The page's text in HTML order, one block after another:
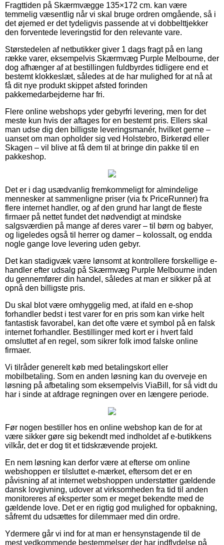
Fragttiden på Skærmvægge 135×172 cm. kan være
temmelig væsentlig når vi skal bruge ordren omgående, så i
det øjemed er det tydeligvis passende at vi dobbelttjekker
den forventede leveringstid for den relevante vare.
Størstedelen af netbutikker giver 1 dags fragt på en lang
række varer, eksempelvis Skærmvæg Purple Melbourne, der
dog afhænger af at bestillingen fuldbyrdes tidligere end et
bestemt klokkeslæt, således at de har mulighed for at nå at
få dit nye produkt skippet afsted forinden
pakkemedarbejderne har fri.
Flere online webshops yder gebyrfri levering, men for det
meste kun hvis der aftages for en bestemt pris. Ellers skal
man udse dig den billigste leveringsmanér, hvilket gerne –
uanset om man opholder sig ved Holstebro, Birkerød eller
Skagen – vil blive at få dem til at bringe din pakke til en
pakkeshop.
Det er i dag usædvanlig fremkommeligt for almindelige
mennesker at sammenligne priser (via fx PriceRunner) fra
flere internet handler, og af den grund har langt de fleste
firmaer på nettet fundet det nødvendigt at mindske
salgsværdien på mange af deres varer – til børn og babyer,
og ligeledes også til herrer og damer – kolossalt, og endda
nogle gange love levering uden gebyr.
Det kan stadigvæk være lønsomt at kontrollere forskellige e-
handler efter udsalg på Skærmvæg Purple Melbourne inden
du gennemfører din handel, således at man er sikker på at
opnå den billigste pris.
Du skal blot være omhyggelig med, at ifald en e-shop
forhandler bedst i test varer for en pris som kan virke helt
fantastisk favorabel, kan det ofte være et symbol på en falsk
internet forhandler. Bestillinger med kort er i hvert fald
omsluttet af en regel, som sikrer folk imod falske online
firmaer.
Vi tilråder generelt køb med betalingskort eller
mobilbetaling. Som en anden løsning kan du overveje en
løsning på afbetaling som eksempelvis ViaBill, for så vidt du
har i sinde at afdrage regningen over en længere periode.
Før nogen bestiller hos en online webshop kan de for at
være sikker gøre sig bekendt med indholdet af e-butikkens
vilkår, det er dog tit et tidskrævende projekt.
En nem løsning kan derfor være at efterse om online
webshoppen er tilsluttet e-mærket, eftersom det er en
påvisning af at internet webshoppen understøtter gældende
dansk lovgivning, udover at virksomheden fra tid til anden
monitoreres af eksperter som er meget bekendte med de
gældende love. Det er en rigtig god mulighed for opbakning,
såfremt du udsættes for dilemmaer med din ordre.
Ydermere går vi ind for at man er hensynstagende til de
mest vedkommende bestemmelser der har indflydelse på